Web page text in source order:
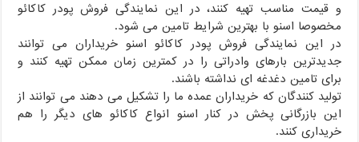
و قیمت مناسب تهیه کنند، در این نمایندگی فروش پودر کاکائو
مخصوصا اسنو با بهترین شرایط تامین می شود.
در این نمایندگی فروش پودر کاکائو اسنو خریداران می توانند
جدیدترین بارهای وادراتی را در کمترین زمان ممکن تهیه کنند و
برای تامین دغدغه ای نداشته باشند.
تولید کنندگان که خریداران عمده ما را تشکیل می دهند می توانند از
این بازرگانی پخش در کنار اسنو انواع کاکائو های دیگر را هم
خریداری کنند.